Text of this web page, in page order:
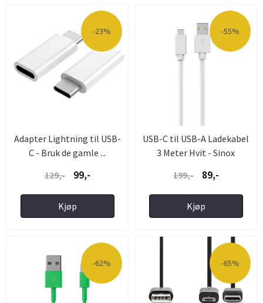
-23%
Adapter Lightning til USB-
C - Bruk de gamle ...
129,-
99,-
Kjøp
-55%
USB-C til USB-A Ladekabel
3 Meter Hvit - Sinox
199,-
89,-
Kjøp
-62% -65%